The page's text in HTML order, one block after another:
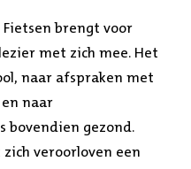
brengt voor
met zich mee. Het
naar afspraken met
naar
bovendien gezond.
veroorloven een